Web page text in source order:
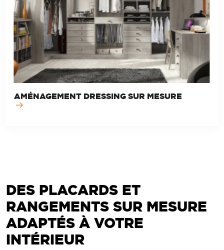
AMÉNAGEMENT DRESSING SUR MESURE
DES PLACARDS ET
RANGEMENTS SUR MESURE
ADAPTÉS À VOTRE
INTÉRIEUR